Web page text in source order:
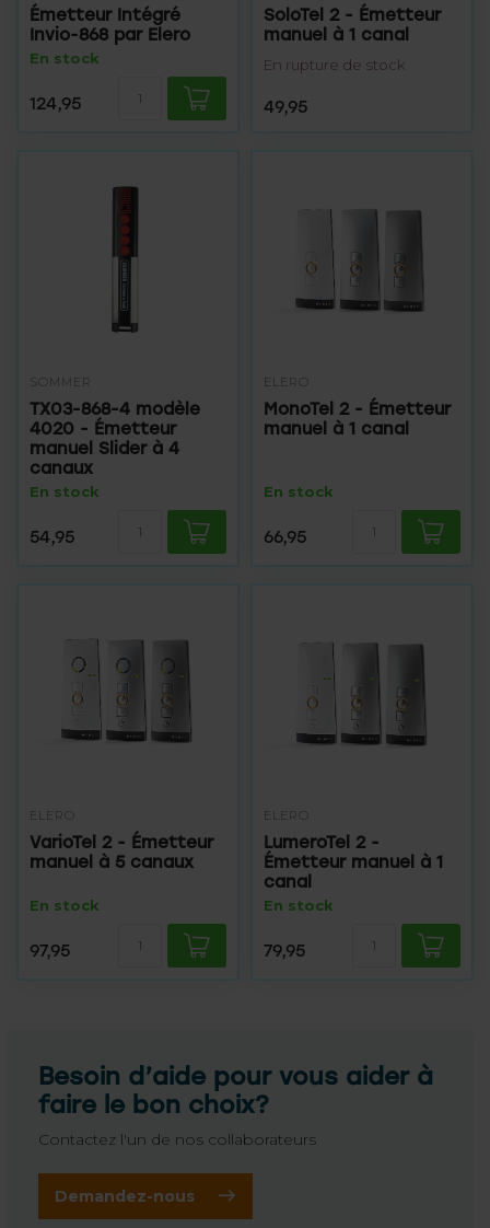
Émetteur Intégré
Invio-868 par Elero
En stock
124,95
SoloTel 2 - Émetteur
manuel à 1 canal
En rupture de stock
49,95
SOMMER
TX03-868-4 modèle
4020 - Émetteur
manuel Slider à 4
canaux
En stock
54,95
ELERO
MonoTel 2 - Émetteur
manuel à 1 canal
En stock
66,95
ELERO
VarioTel 2 - Émetteur
manuel à 5 canaux
En stock
97,95
ELERO
LumeroTel 2 -
Émetteur manuel à 1
canal
En stock
79,95
Besoin d’aide pour vous aider à
faire le bon choix?
Contactez l'un de nos collaborateurs
Demandez-nous